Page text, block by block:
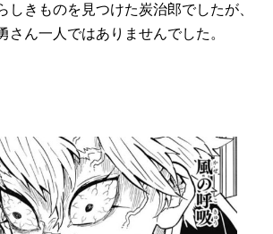
しきものを見つけた炭治郎でしたが、
さん一人ではありませんでした。